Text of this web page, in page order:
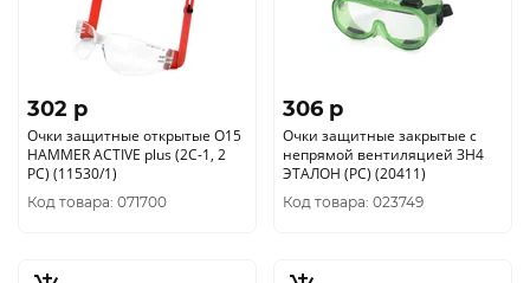
302 p
Очки защитные открытые О15
HAMMER ACTIVE plus (2С-1, 2
РС) (11530/1)
Код товара: 071700
306 p
Очки защитные закрытые с
непрямой вентиляцией ЗН4
ЭТАЛОН (РС) (20411)
Код товара: 023749